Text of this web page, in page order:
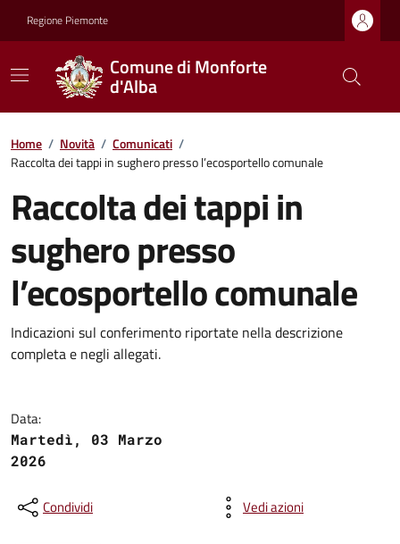
Regione Piemonte
Comune di Monforte
d'Alba
Home / Novità / Comunicati /
Raccolta dei tappi in sughero presso l’ecosportello comunale
Raccolta dei tappi in
sughero presso
l’ecosportello comunale
Indicazioni sul conferimento riportate nella descrizione
completa e negli allegati.
Data:
Martedì, 03 Marzo
2026
Condividi Vedi azioni